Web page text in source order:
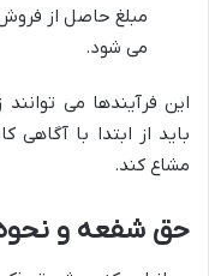
مبلغ حاصل از
می شود.
این فرآیندها می توانند
باید از ابتدا با
مشاع کند.
حق شفعه و